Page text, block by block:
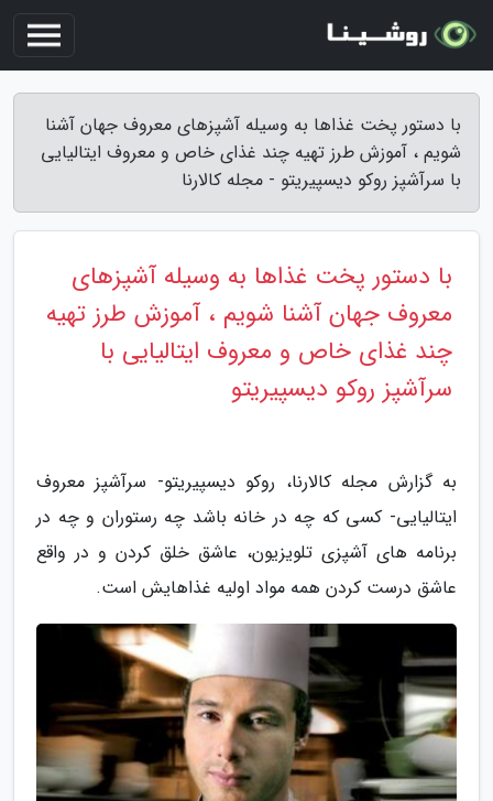
با دستور پخت غذاها به وسیله آشپزهای معروف جهان آشنا
شویم ، آموزش طرز تهیه چند غذای خاص و معروف ایتالیایی
با سرآشپز روکو دیسپیریتو - مجله کالارنا
با دستور پخت غذاها به وسیله آشپزهای
معروف جهان آشنا شویم ، آموزش طرز تهیه
چند غذای خاص و معروف ایتالیایی با
سرآشپز روکو دیسپیریتو
به گزارش مجله کالارنا، روکو دیسپیریتو- سرآشپز معروف
ایتالیایی- کسی که چه در خانه باشد چه رستوران و چه در
برنامه های آشپزی تلویزیون، عاشق خلق کردن و در واقع
عاشق درست کردن همه مواد اولیه غذاهایش است.